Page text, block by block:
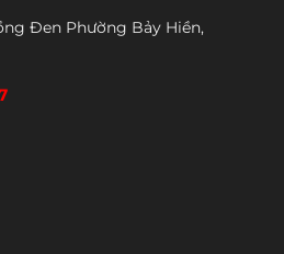
Đen Phường Bảy Hiền,